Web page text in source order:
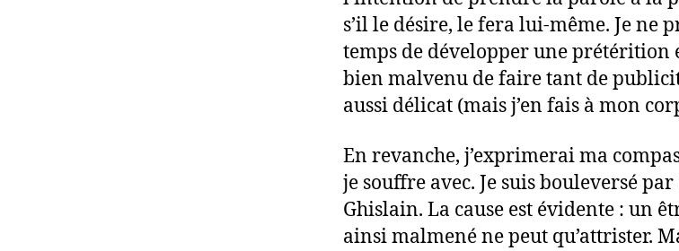
s’il le désire, le fera lui-même. Je ne
temps de développer une prétérition
bien malvenu de faire tant de
aussi délicat (mais j’en fais à mon
En revanche, j’exprimerai ma
je souffre avec. Je suis bouleversé
Ghislain. La cause est évidente : un
ainsi malmené ne peut qu’attrister.